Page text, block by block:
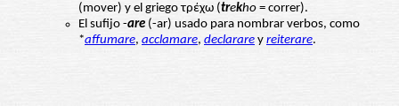
(mover) y el griego τρέχω (trekho = correr).
El sufijo -are (-ar) usado para nombrar verbos, como
*affumare, acclamare, declarare y reiterare.